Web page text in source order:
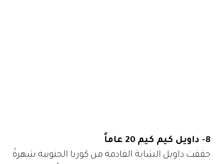
8- داويل كيم كيم 20 عاماً
حققت داويل الشابة القادمة من كوريا الجنوبية شهرةً